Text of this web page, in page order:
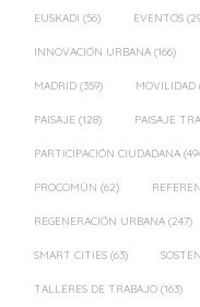
EUSKADI (56) EVENTOS
INNOVACIÓN URBANA (166)
MADRID (359) MOVILIDAD
PAISAJE (128) PAISAJE
PARTICIPACIÓN CIUDADANA
PROCOMÚN (62)
REGENERACIÓN URBANA (247)
SMART CITIES (63)
TALLERES DE TRABAJO (163)